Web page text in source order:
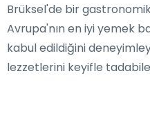
Brüksel'de bir
Avrupa'nın en iyi yemek
kabul edildiğini
lezzetlerini keyifle